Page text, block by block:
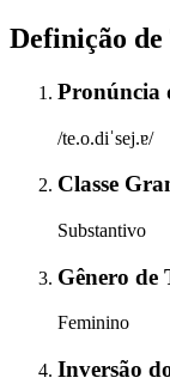
Definição de
Pronúncia
/te.o.diˈsej.ɐ/
Classe
Substantivo
Gênero de
Feminino
Inversão